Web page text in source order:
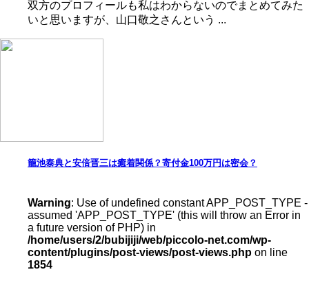
双方のプロフィールも私はわからないのでまとめてみた
いと思いますが、山口敬之さんという ...
籠池泰典と安倍晋三は癒着関係？寄付金100万円は密会？
Warning: Use of undefined constant APP_POST_TYPE -
assumed 'APP_POST_TYPE' (this will throw an Error in
a future version of PHP) in
/home/users/2/bubijiji/web/piccolo-net.com/wp-
content/plugins/post-views/post-views.php on line
1854